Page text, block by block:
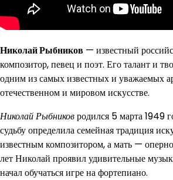
Николай Рыбников — известный
композитор, певец и поэт. Его талант и
одним из самых известных и уважаемых
отечественном и мировом искусстве.
Николай Рыбниковродился 5 марта 1949
судьбу определила семейная традиция
известным композитором, а мать —
лет Николай проявил удивительные
начал обучаться игре на фортепиано.